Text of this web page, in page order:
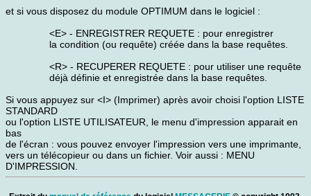
et si vous disposez du module OPTIMUM dans le logiciel :
<E> - ENREGISTRER REQUETE : pour enregistrer
la condition (ou requête) créée dans la base requêtes.
<R> - RECUPERER REQUETE : pour utiliser une requête
déjà définie et enregistrée dans la base requêtes.
Si vous appuyez sur <I> (Imprimer) après avoir choisi l'option LISTE
STANDARD
ou l'option LISTE UTILISATEUR, le menu d'impression apparait en
bas
de l'écran : vous pouvez envoyer l'impression vers une imprimante,
vers un télécopieur ou dans un fichier. Voir aussi : MENU
D'IMPRESSION.